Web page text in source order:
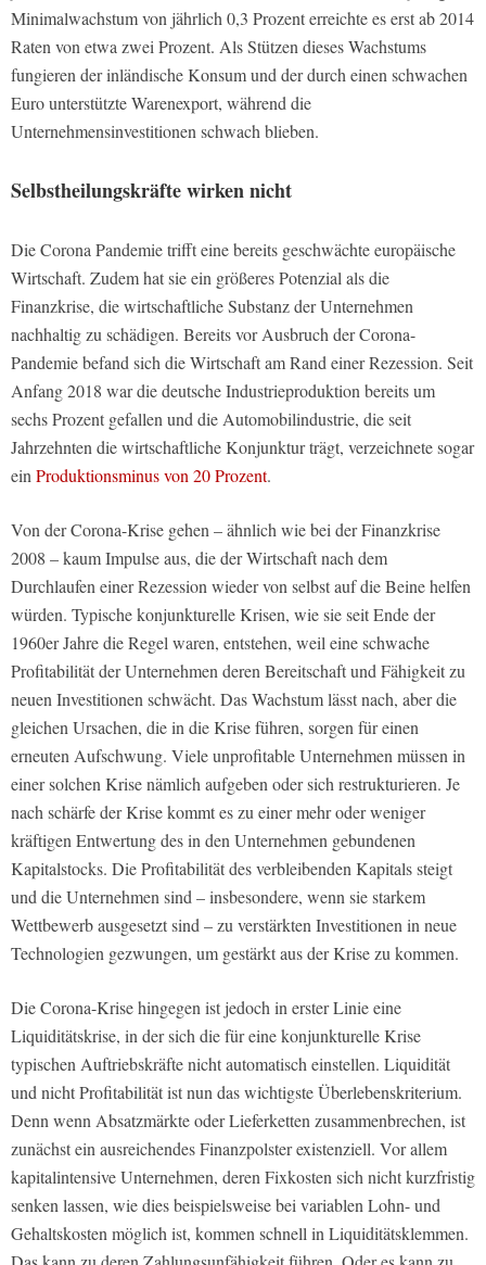
Minimalwachstum von jährlich 0,3 Prozent erreichte es erst ab 2014
Raten von etwa zwei Prozent. Als Stützen dieses Wachstums
fungieren der inländische Konsum und der durch einen schwachen
Euro unterstützte Warenexport, während die
Unternehmensinvestitionen schwach blieben.
Selbstheilungskräfte wirken nicht
Die Corona Pandemie trifft eine bereits geschwächte europäische
Wirtschaft. Zudem hat sie ein größeres Potenzial als die
Finanzkrise, die wirtschaftliche Substanz der Unternehmen
nachhaltig zu schädigen. Bereits vor Ausbruch der Corona-
Pandemie befand sich die Wirtschaft am Rand einer Rezession. Seit
Anfang 2018 war die deutsche Industrieproduktion bereits um
sechs Prozent gefallen und die Automobilindustrie, die seit
Jahrzehnten die wirtschaftliche Konjunktur trägt, verzeichnete sogar
einProduktionsminus von 20 Prozent.
Von der Corona-Krise gehen – ähnlich wie bei der Finanzkrise
2008 – kaum Impulse aus, die der Wirtschaft nach dem
Durchlaufen einer Rezession wieder von selbst auf die Beine helfen
würden. Typische konjunkturelle Krisen, wie sie seit Ende der
1960er Jahre die Regel waren, entstehen, weil eine schwache
Profitabilität der Unternehmen deren Bereitschaft und Fähigkeit zu
neuen Investitionen schwächt. Das Wachstum lässt nach, aber die
gleichen Ursachen, die in die Krise führen, sorgen für einen
erneuten Aufschwung. Viele unprofitable Unternehmen müssen in
einer solchen Krise nämlich aufgeben oder sich restrukturieren. Je
nach schärfe der Krise kommt es zu einer mehr oder weniger
kräftigen Entwertung des in den Unternehmen gebundenen
Kapitalstocks. Die Profitabilität des verbleibenden Kapitals steigt
und die Unternehmen sind – insbesondere, wenn sie starkem
Wettbewerb ausgesetzt sind – zu verstärkten Investitionen in neue
Technologien gezwungen, um gestärkt aus der Krise zu kommen.
Die Corona-Krise hingegen ist jedoch in erster Linie eine
Liquiditätskrise, in der sich die für eine konjunkturelle Krise
typischen Auftriebskräfte nicht automatisch einstellen. Liquidität
und nicht Profitabilität ist nun das wichtigste Überlebenskriterium.
Denn wenn Absatzmärkte oder Lieferketten zusammenbrechen, ist
zunächst ein ausreichendes Finanzpolster existenziell. Vor allem
kapitalintensive Unternehmen, deren Fixkosten sich nicht kurzfristig
senken lassen, wie dies beispielsweise bei variablen Lohn- und
Gehaltskosten möglich ist, kommen schnell in Liquiditätsklemmen.